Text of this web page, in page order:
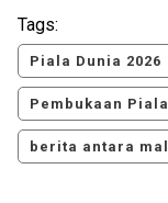
Tags:
Piala Dunia 2026
Pembukaan
berita antara